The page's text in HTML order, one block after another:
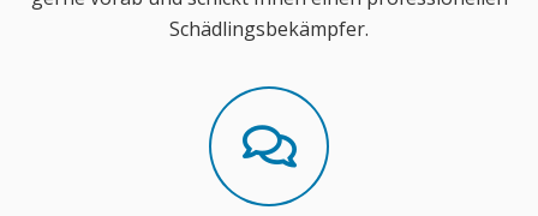
Schädlingsbekämpfer.